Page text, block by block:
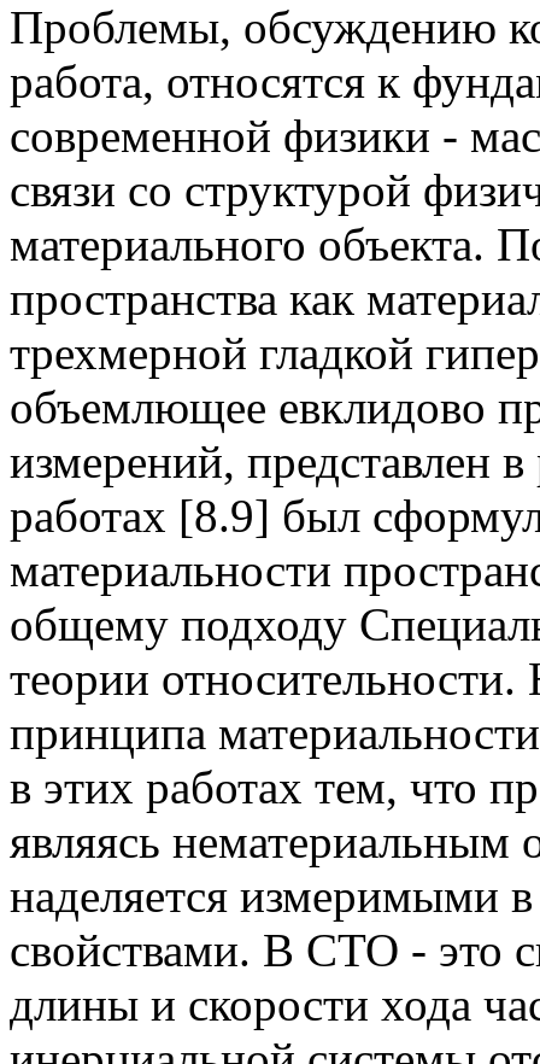
Проблемы, обсуждению
работа, относятся к
современной физики -
связи со структурой
материального объекта.
пространства как
трехмерной гладкой
объемлющее евклидово
измерений, представлен в
работах [8.9] был
материальности
общему подходу
теории
принципа
в этих работах тем, что
являясь нематериальным
наделяется измеримыми
свойствами. В СТО - это
длины и скорости хода